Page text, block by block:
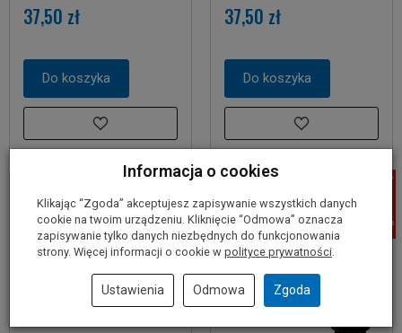
37,50 zł
Do koszyka
37,50 zł
Do koszyka
Informacja o cookies
Klikając “Zgoda” akceptujesz zapisywanie wszystkich danych
cookie na twoim urządzeniu. Kliknięcie “Odmowa” oznacza
zapisywanie tylko danych niezbędnych do funkcjonowania
strony. Więcej informacji o cookie w polityce prywatności
Ustawienia Odmowa Zgoda